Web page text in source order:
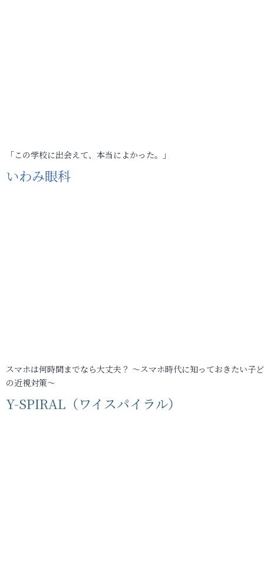
「この学校に出会えて、本当によかった。」
いわみ眼科
スマホは何時間までなら大丈夫？ ～スマホ時代に知っておきたい子
の近視対策～
Y-SPIRAL（ワイスパイラル）